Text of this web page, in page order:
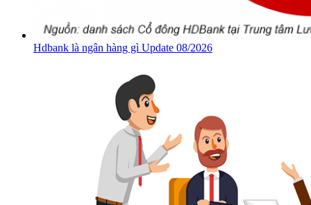
Hdbank là ngân hàng gì Update 08/2026